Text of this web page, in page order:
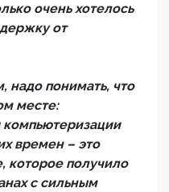
очень хотелось
от
надо понимать, что
месте:
компьютеризации
времен – это
которое получило
с сильным